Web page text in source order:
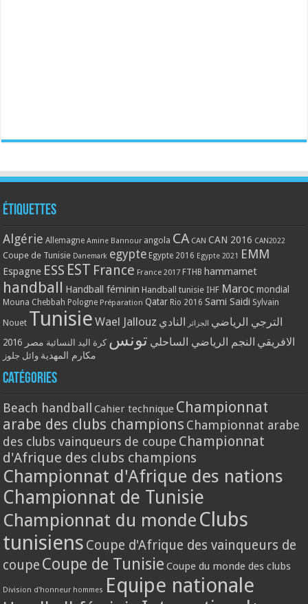
Étiquettes
Algérie Allemagne Amine Bannour angola CA CAN CAN 2016 CAN2022
Coupe de Tunisie Danemark egypte Egypte 2016 Egypte 2021 EMM
Espagne ESS EST France France 2017 FTHB hammamet
handball Handball féminin Handball tunisie IHF Maroc mondial
Mouna Chebbah Pologne Préparation Qatar Rio 2016 Sami Saidi Sylvain
Nouet Tunisie Wael Jallouz الترجي الرياضي الجزائر النادي
الافريقي النجم الرياضي الساحلي تونس كرة اليد النسائية مصر 2016
مكارم المهدية وائل جلوز
Catégories
Beach handball Cahier technique Championnat
arabe des clubs champions Championnat arabe
des clubs vainqueurs de coupe Championnat
d'Afrique des clubs champions
Championnat d'Afrique des nations
Championnat de Tunisie
Championnat du monde Clubs
tunisiens Coupe d'Afrique des vainqueurs de
coupe Coupe de Tunisie Coupe du monde des clubs
Division d'honneur hommes Equipe nationale